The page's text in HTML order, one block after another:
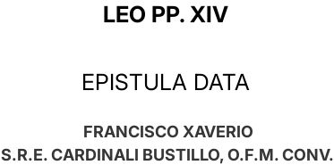
LEO PP. XIV
EPISTULA DATA
FRANCISCO XAVERIO
S.R.E. CARDINALI BUSTILLO, O.F.M. CONV.